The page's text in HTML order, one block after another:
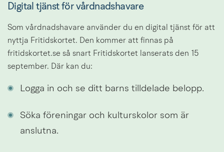
Digital tjänst för vårdnadshavare
Som vårdnadshavare använder du en digital tjänst för att
nyttja Fritidskortet. Den kommer att finnas på
fritidskortet.se så snart Fritidskortet lanserats den 15
september. Där kan du:
Logga in och se ditt barns tilldelade belopp.
Söka föreningar och kulturskolor som är
anslutna.